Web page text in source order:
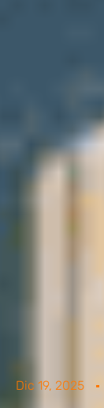
Dic 19, 2025